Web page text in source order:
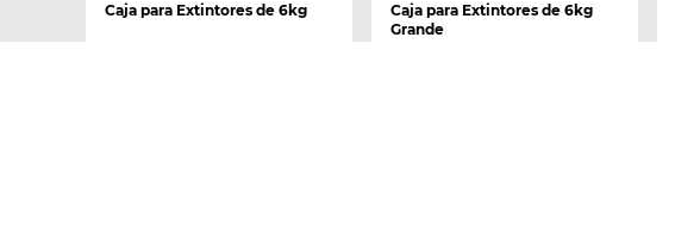
Caja para Extintores de 6kg
Caja para Extintores de 6kg
Grande